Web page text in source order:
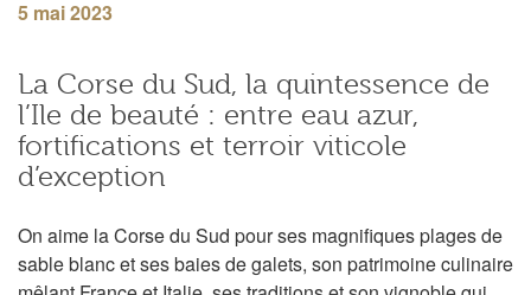
5 mai 2023
La Corse du Sud, la quintessence de
l’Ile de beauté : entre eau azur,
fortifications et terroir viticole
d’exception
On aime la Corse du Sud pour ses magnifiques plages de
sable blanc et ses baies de galets, son patrimoine culinaire